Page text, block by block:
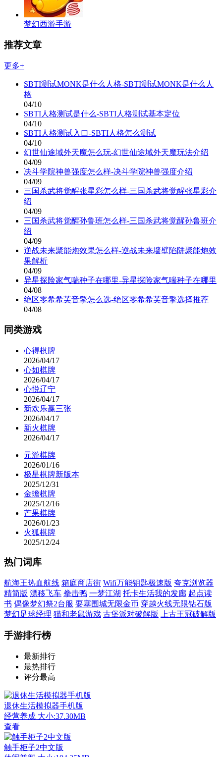
梦幻西游手游
推荐文章
更多+
SBTI测试MONK是什么人格-SBTI测试MONK是什么人
格
04/10
SBTI人格测试是什么-SBTI人格测试基本定位
04/10
SBTI人格测试入口-SBTI人格怎么测试
04/10
幻世仙途域外天魔怎么玩-幻世仙途域外天魔玩法介绍
04/09
决斗学院神兽强度怎么样-决斗学院神兽强度介绍
04/09
三国杀武将觉醒张星彩怎么样-三国杀武将觉醒张星彩介
绍
04/09
三国杀武将觉醒孙鲁班怎么样-三国杀武将觉醒孙鲁班介
绍
04/09
逆战未来聚能炮效果怎么样-逆战未来墙壁陷阱聚能炮效
果解析
04/09
异星探险家气喘种子在哪里-异星探险家气喘种子在哪里
04/08
绝区零希希芙音擎怎么选-绝区零希希芙音擎选择推荐
04/08
同类游戏
心得棋牌
2026/04/17
心如棋牌
2026/04/17
心悦辽宁
2026/04/17
新欢乐赢三张
2026/04/17
新火棋牌
2026/04/17
元游棋牌
2026/01/16
极星棋牌新版本
2025/12/31
金蟾棋牌
2025/12/16
芒果棋牌
2026/01/23
火狐棋牌
2025/12/24
热门词库
航海王热血航线 箱庭商店街 Wifi万能钥匙极速版 夸克浏览器
精简版 漂移飞车 拳击鸭 一梦江湖 托卡生活我的发廊 起点读
书 偶像梦幻祭2台服 要塞围城无限金币 穿越火线无限钻石版
梦幻足球经理 猫和老鼠游戏 古堡派对破解版 上古王冠破解版
手游排行榜
最新排行
最热排行
评分最高
退休生活模拟器手机版
经营养成 大小:37.30MB
查看
触手柜子2中文版